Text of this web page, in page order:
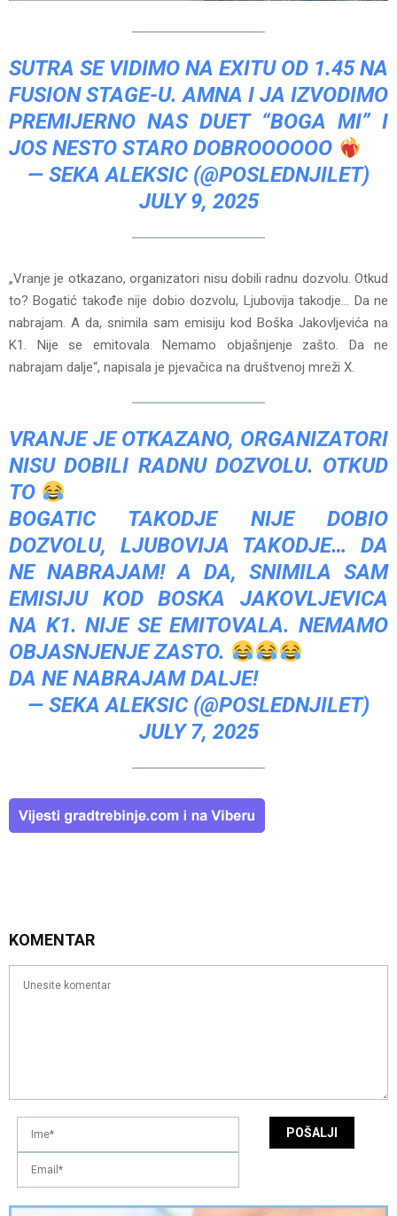
SUTRA SE VIDIMO NA EXITU OD 1.45 NA
FUSION STAGE-U. AMNA I JA IZVODIMO
PREMIJERNO NAS DUET “BOGA MI” I
JOS NESTO STARO DOBROOOOOO
— SEKA ALEKSIC (@POSLEDNJILET)
JULY 9, 2025
„Vranje je otkazano, organizatori nisu dobili radnu dozvolu. Otkud
to? Bogatić takođe nije dobio dozvolu, Ljubovija takodje… Da ne
nabrajam. A da, snimila sam emisiju kod Boška Jakovljevića na
K1. Nije se emitovala. Nemamo objašnjenje zašto. Da ne
nabrajam dalje“, napisala je pjevačica na društvenoj mreži X.
VRANJE JE OTKAZANO, ORGANIZATORI
NISU DOBILI RADNU DOZVOLU. OTKUD
TO
BOGATIC TAKODJE NIJE DOBIO
DOZVOLU, LJUBOVIJA TAKODJE… DA
NE NABRAJAM! A DA, SNIMILA SAM
EMISIJU KOD BOSKA JAKOVLJEVICA
NA K1. NIJE SE EMITOVALA. NEMAMO
OBJASNJENJE ZASTO.
DA NE NABRAJAM DALJE!
— SEKA ALEKSIC (@POSLEDNJILET)
JULY 7, 2025
KOMENTAR